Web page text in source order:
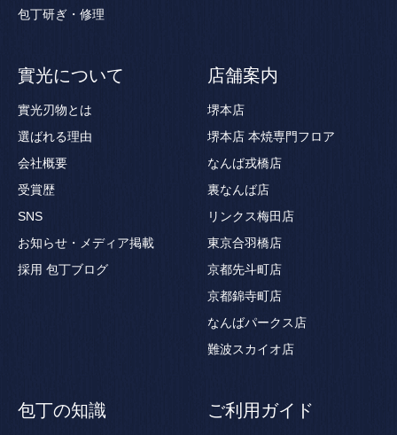
包丁研ぎ・修理
實光について
實光刃物とは
選ばれる理由
会社概要
受賞歴
SNS
お知らせ・メディア掲載
採用 包丁ブログ
店舗案内
堺本店
堺本店 本焼専門フロア
なんば戎橋店
裏なんば店
リンクス梅田店
東京合羽橋店
京都先斗町店
京都錦寺町店
なんばパークス店
難波スカイオ店
包丁の知識 ご利用ガイド